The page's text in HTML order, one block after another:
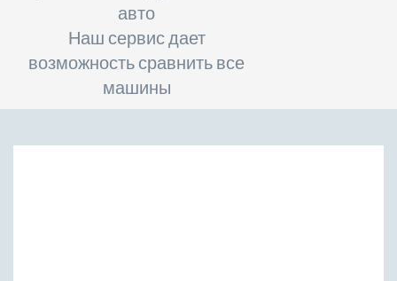
авто
Наш сервис дает
возможность сравнить все
машины